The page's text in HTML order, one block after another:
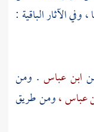
وفي الآثار الباقية :
ابن عباس . ومن
عباس ،ومن طريق